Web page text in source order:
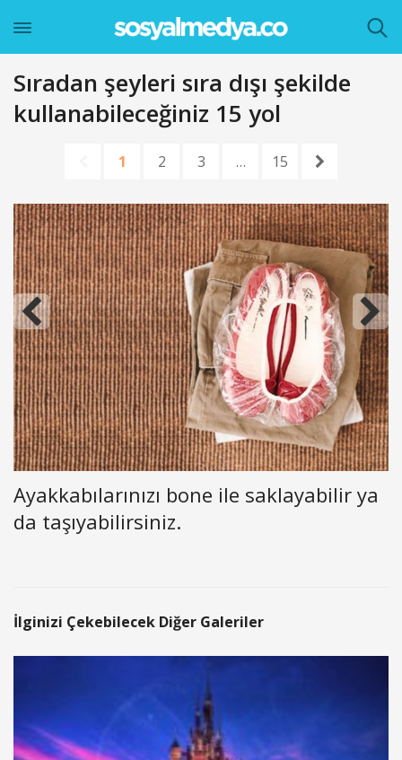
Sıradan şeyleri sıra dışı şekilde
kullanabileceğiniz 15 yol
1 2 3 … 15
Ayakkabılarınızı bone ile saklayabilir ya
da taşıyabilirsiniz.
İlginizi Çekebilecek Diğer Galeriler